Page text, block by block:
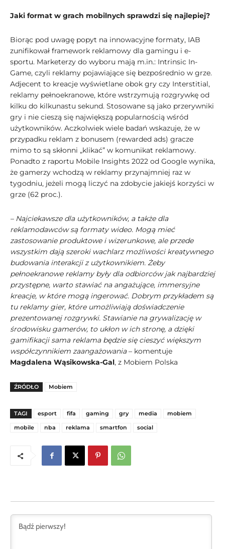
Jaki format w grach mobilnych sprawdzi się najlepiej?
Biorąc pod uwagę popyt na innowacyjne formaty, IAB
zunifikował framework reklamowy dla gamingu i e-
sportu. Marketerzy do wyboru mają m.in.: Intrinsic In-
Game, czyli reklamy pojawiające się bezpośrednio w grze.
Adjecent to kreacje wyświetlane obok gry czy Interstitial,
reklamy pełnoekranowe, które wstrzymują rozgrywkę od
kilku do kilkunastu sekund. Stosowane są jako przerywniki
gry i nie cieszą się największą popularnością wśród
użytkowników. Aczkolwiek wiele badań wskazuje, że w
przypadku reklam z bonusem (rewarded ads) gracze
mimo to są skłonni „klikać” w komunikat reklamowy.
Ponadto z raportu Mobile Insights 2022 od Google wynika,
że gamerzy wchodzą w reklamy przynajmniej raz w
tygodniu, jeżeli mogą liczyć na zdobycie jakiejś korzyści w
grze (62 proc.).
– Najciekawsze dla użytkowników, a także dla
reklamodawców są formaty wideo. Mogą mieć
zastosowanie produktowe i wizerunkowe, ale przede
wszystkim dają szeroki wachlarz możliwości kreatywnego
budowania interakcji z użytkownikiem. Żeby
pełnoekranowe reklamy były dla odbiorców jak najbardziej
przystępne, warto stawiać na angażujące, immersyjne
kreacje, w które mogą ingerować. Dobrym przykładem są
tu reklamy gier, które umożliwiają doświadczenie
prezentowanej rozgrywki. Stawianie na grywalizację w
środowisku gamerów, to ukłon w ich stronę, a dzięki
gamifikacji sama reklama będzie się cieszyć większym
współczynnikiem zaangażowania– komentuje
Magdalena Wąsikowska-Gal, z Mobiem Polska
ŹRÓDŁO Mobiem
TAGI esport fifa gaming gry media
mobiem
mobile
nba reklama smartfon social